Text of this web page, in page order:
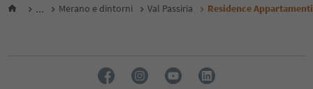
... Merano e dintorni Val Passiria Residence